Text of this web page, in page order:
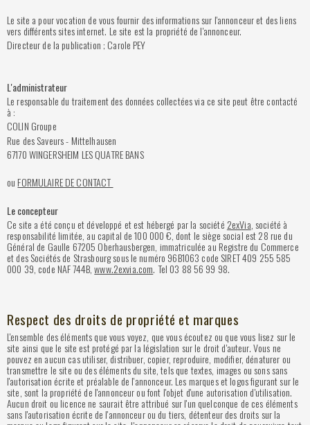
Le site a pour vocation de vous fournir des informations sur l'annonceur et des liens
vers différents sites internet. Le site est la propriété de l'annonceur.
Directeur de la publication ; Carole PEY
L'administrateur
Le responsable du traitement des données collectées via ce site peut être contacté
à :
COLIN Groupe
Rue des Saveurs - Mittelhausen
67170 WINGERSHEIM LES QUATRE BANS
ou FORMULAIRE DE CONTACT
Le concepteur
Ce site a été conçu et développé et est hébergé par la société 2exVia, société à
responsabilité limitée, au capital de 100 000 €, dont le siège social est 28 rue du
Général de Gaulle 67205 Oberhausbergen, immatriculée au Registre du Commerce
et des Sociétés de Strasbourg sous le numéro 96B1063 code SIRET 409 255 585
000 39, code NAF 744B,www.2exvia.com. Tel 03 88 56 99 98.
Respect des droits de propriété et marques
L'ensemble des éléments que vous voyez, que vous écoutez ou que vous lisez sur le
site ainsi que le site est protégé par la législation sur le droit d'auteur. Vous ne
pouvez en aucun cas utiliser, distribuer, copier, reproduire, modifier, dénaturer ou
transmettre le site ou des éléments du site, tels que textes, images ou sons sans
l'autorisation écrite et préalable de l'annonceur. Les marques et logos figurant sur le
site, sont la propriété de l'annonceur ou font l'objet d'une autorisation d'utilisation.
Aucun droit ou licence ne saurait être attribué sur l'un quelconque de ces éléments
sans l'autorisation écrite de l'annonceur ou du tiers, détenteur des droits sur la